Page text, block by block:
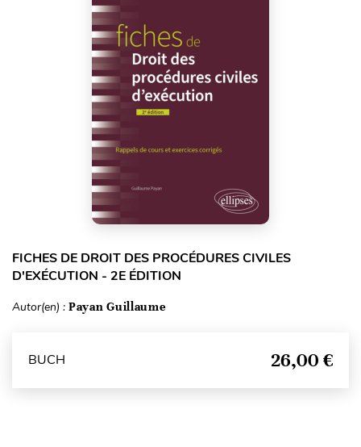
FICHES DE DROIT DES PROCÉDURES CIVILES
D'EXÉCUTION - 2E ÉDITION
Autor(en) : Payan Guillaume
BUCH 26,00 €